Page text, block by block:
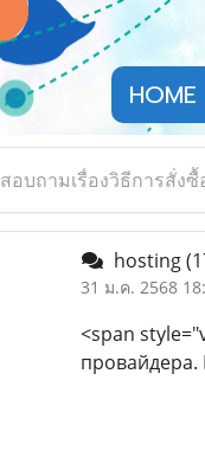
HOME
สอบถามเรื่องวิธีการสั่ง
hosting
31 ม.ค. 2568
<span
провайдера.